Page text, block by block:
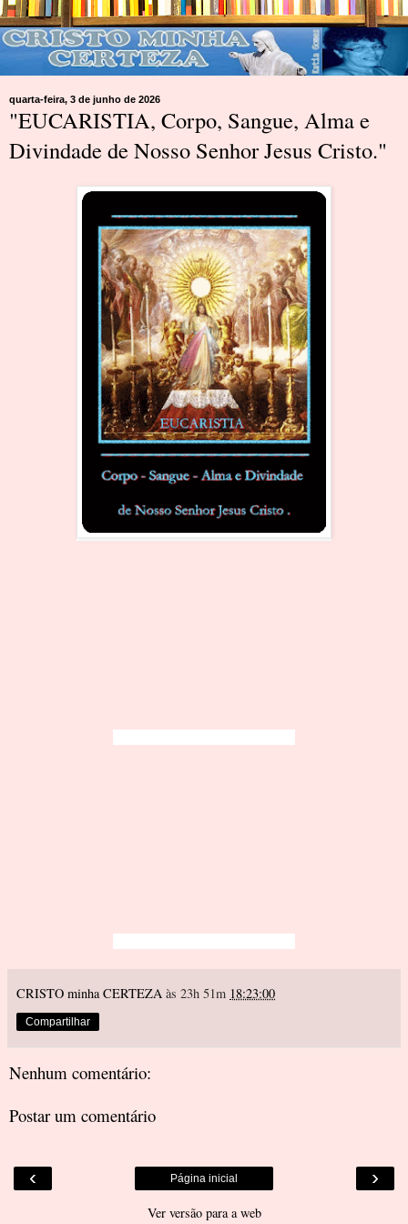
quarta-feira, 3 de junho de 2026
"EUCARISTIA, Corpo, Sangue, Alma e
Divindade de Nosso Senhor Jesus Cristo."
CRISTO minha CERTEZA às 23h 51m 18:23:00
Compartilhar
Nenhum comentário:
Postar um comentário
‹ ›
Página inicial
Ver versão para a web